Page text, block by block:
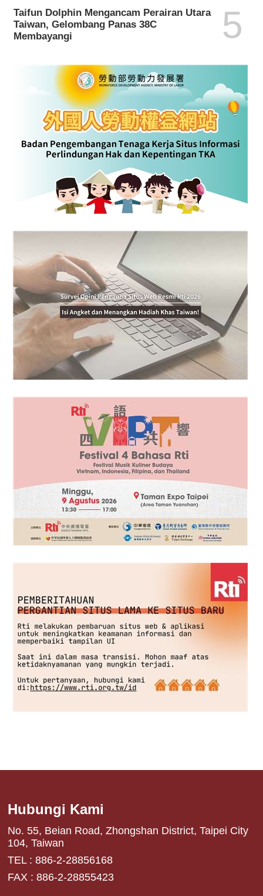
Taifun Dolphin Mengancam Perairan Utara
Taiwan, Gelombang Panas 38C
Membayangi
5
Hubungi Kami
No. 55, Beian Road, Zhongshan District, Taipei City
104, Taiwan
TEL : 886-2-28856168
FAX : 886-2-28855423